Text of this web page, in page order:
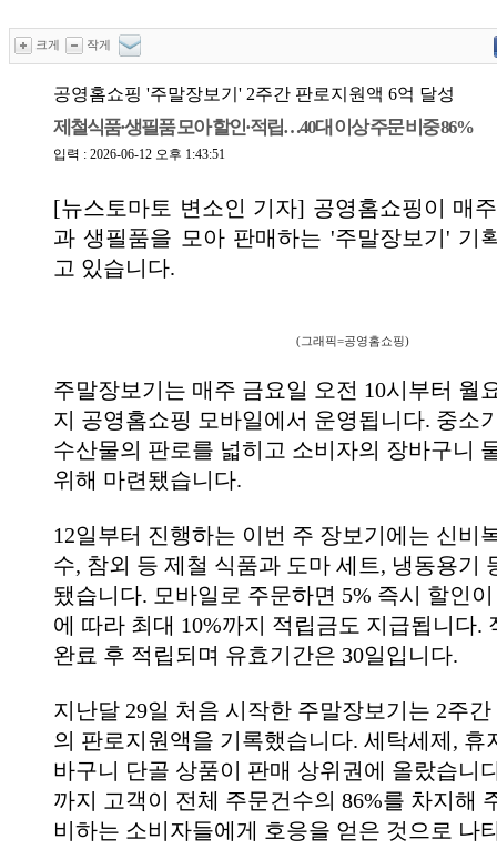
크게 작게
공영홈쇼핑 '주말장보기' 2주간 판로지원액 6억 달성
제철식품·생필품 모아 할인·적립…40대 이상 주문 비중 86%
입력 : 2026-06-12 오후 1:43:51
[뉴스토마토 변소인 기자] 공영홈쇼핑이 매
과 생필품을 모아 판매하는 '주말장보기' 기
고 있습니다.
(그래픽=공영홈쇼핑)
주말장보기는 매주 금요일 오전 10시부터 월
지 공영홈쇼핑 모바일에서 운영됩니다. 중소
수산물의 판로를 넓히고 소비자의 장바구니
위해 마련됐습니다.
12일부터 진행하는 이번 주 장보기에는 신비
수, 참외 등 제철 식품과 도마 세트, 냉동용기
됐습니다. 모바일로 주문하면 5% 즉시 할인
에 따라 최대 10%까지 적립금도 지급됩니다.
완료 후 적립되며 유효기간은 30일입니다.
지난달 29일 처음 시작한 주말장보기는 2주간
의 판로지원액을 기록했습니다. 세탁세제, 휴
바구니 단골 상품이 판매 상위권에 올랐습니
까지 고객이 전체 주문건수의 86%를 차지해
비하는 소비자들에게 호응을 얻은 것으로 나